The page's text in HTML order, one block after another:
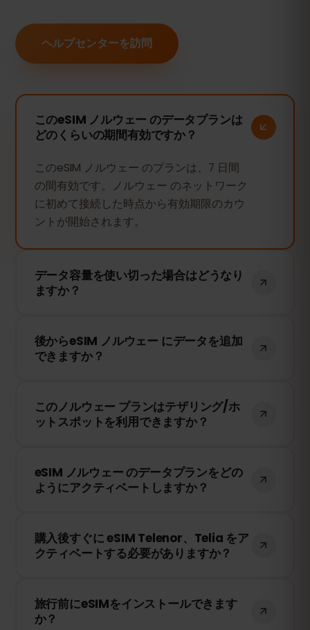
ヘルプセンターを訪問
このeSIM ノルウェー のデータプランは
どのくらいの期間有効ですか？
このeSIM ノルウェー のプランは、7 日間
の間有効です。ノルウェー のネットワーク
に初めて接続した時点から有効期限のカウ
ントが開始されます。
データ容量を使い切った場合はどうなり
ますか？
接続は停止します。eSIMFOXのダッシュボ
ードから簡単にデータを追加購入して、引
後からeSIM ノルウェー にデータを追加
できますか？
く、いつでもデータを追加できます。アカ
ウントにログインして、必要なデータ量を
このノルウェー プランはテザリング/ホ
ットスポットを利用できますか？
して、他のデバイスとインターネット接続
を共有できます。ただし、速度や接続状況
eSIM ノルウェー のデータプランをどの
ようにアクティベートしますか？
トフォンのeSIM設定でQRコードをスキャ
ンするだけで、すぐに利用できます！物理
購入後すぐに eSIM Telenor、Telia をア
クティベートする必要がありますか？
ます。ただし、Telenor、Telia のネットワ
ークに接続したときにのみ有効期限のカウ
旅行前にeSIMをインストールできます
か？